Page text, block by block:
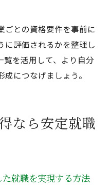
ごとの資格要件を事前に
に評価されるかを整理し
覧を活用して、より自分
につなげましょう。
なら安定就職
就職を実現する方法